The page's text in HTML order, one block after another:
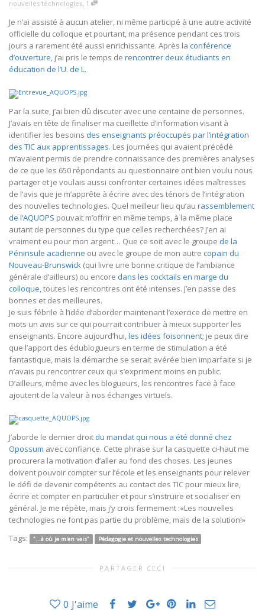
nouvelles technologies, 1
Je n’ai assisté à aucun atelier, ni même participé à une autre activité
officielle du colloque et pourtant, ma présence pendant ces trois
jours a rarement été aussi enrichissante. Après la conférence
d’ouverture, j’ai pris le temps de rencontrer deux étudiants en
éducation de l’U. de L.
Par la suite, j’ai bien dû discuter avec une centaine de personnes.
J’avais en tête de finaliser ma cueillette d’information visant à
identifier les besoins des enseignants préoccupés par l’intégration
des TIC aux apprentissages. Les journées qui avaient précédé
m’avaient permis de prendre connaissance des premières analyses
de ce que les 650 répondants au questionnaire ont bien voulu nous
partager et je voulais aussi confronter certaines idées maîtresses
de l’avis que je m’apprête à écrire avec des ténors de l’intégration
des nouvelles technologies. Quel meilleur lieu qu’au rassemblement
de l’AQUOPS pouvait m’offrir en même temps, à la même place
autant de personnes du type que celles recherchées? J’en ai
vraiment eu pour mon argent… Que ce soit avec le groupe de la
Péninsule acadienne ou avec le groupe de mon autre copain du
Nouveau-Brunswick (qui livre une bonne critique de l’ambiance
générale d’ailleurs) ou encore dans les cocktails en marge du
colloque, toutes les rencontres ont été intenses. J’en passe des
bonnes et des meilleures.
Je suis fébrile à l’idée d’aborder maintenant l’exercice de mettre en
mots un avis sur ce qui pourrait contribuer à mieux supporter les
enseignants. Encore aujourd’hui,les idées foisonnent; je peux dire
que l’apport des édublogueurs en terme de stimulation a été
fantastique, mais la démarche se serait avérée bien imparfaite si je
n’avais pu rencontrer ceux qui s’expriment moins en public.
D’ailleurs, même avec les blogueurs, les rencontres face à face
ajoutent de la valeur à nos échanges virtuels.
J’aborde le dernier droit du mandat qui nous a été donné chez
Opossum avec confiance. Cette phrase sur la casquette ci-haut me
procurera la motivation d’aller au fond des choses. Les jeunes
doivent pouvoir compter sur l’école et les enseignants pour relever
le défi de devenir compétents au contact des TIC pour mieux lire,
écrire et compter en particulier et pour s’instruire et socialiser en
général. Je me répète, mais j’y crois fermement :«Les nouvelles
technologies ne font pas partie du problème, mais de la solution!»
Tags:
"...à où je m'en vais" Pédagogie et nouvelles technologies
PARTAGER CECI
0 J'aime